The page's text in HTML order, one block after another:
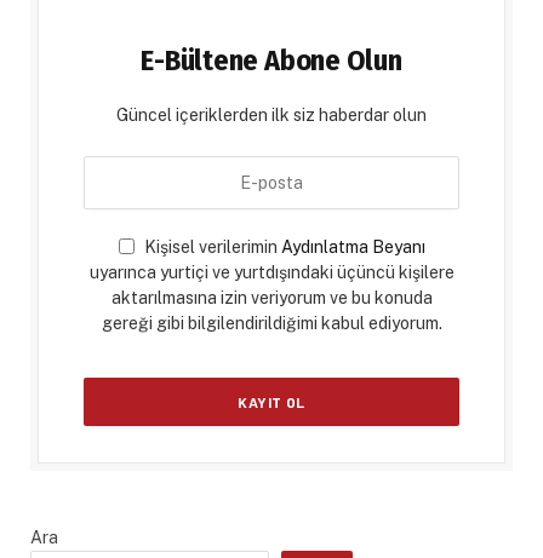
E-Bültene Abone Olun
Güncel içeriklerden ilk siz haberdar olun
Kişisel verilerimin Aydınlatma Beyanı
uyarınca yurtiçi ve yurtdışındaki üçüncü kişilere
aktarılmasına izin veriyorum ve bu konuda
gereği gibi bilgilendirildiğimi kabul ediyorum.
Ara